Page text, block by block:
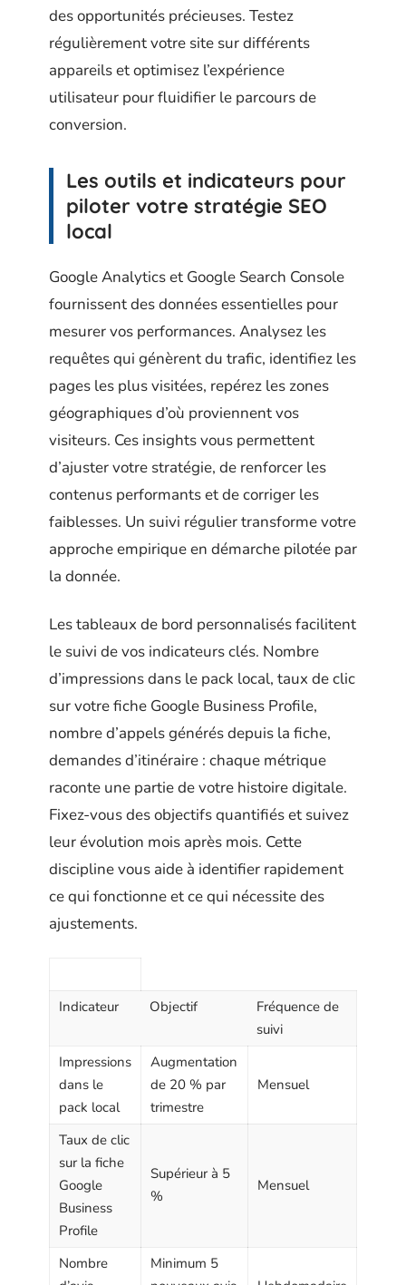
des opportunités précieuses. Testez
régulièrement votre site sur différents
appareils et optimisez l’expérience
utilisateur pour fluidifier le parcours de
conversion.
Les outils et indicateurs pour
piloter votre stratégie SEO
local
Google Analytics et Google Search Console
fournissent des données essentielles pour
mesurer vos performances. Analysez les
requêtes qui génèrent du trafic, identifiez les
pages les plus visitées, repérez les zones
géographiques d’où proviennent vos
visiteurs. Ces insights vous permettent
d’ajuster votre stratégie, de renforcer les
contenus performants et de corriger les
faiblesses. Un suivi régulier transforme votre
approche empirique en démarche pilotée par
la donnée.
Les tableaux de bord personnalisés facilitent
le suivi de vos indicateurs clés. Nombre
d’impressions dans le pack local, taux de clic
sur votre fiche Google Business Profile,
nombre d’appels générés depuis la fiche,
demandes d’itinéraire : chaque métrique
raconte une partie de votre histoire digitale.
Fixez-vous des objectifs quantifiés et suivez
leur évolution mois après mois. Cette
discipline vous aide à identifier rapidement
ce qui fonctionne et ce qui nécessite des
ajustements.
Indicateur Objectif
Fréquence de
suivi
Impressions
dans le
pack local
Augmentation
de 20 % par
trimestre
Mensuel
Taux de clic
sur la fiche
Google
Business
Profile
Supérieur à 5
%
Mensuel
Nombre
Minimum 5